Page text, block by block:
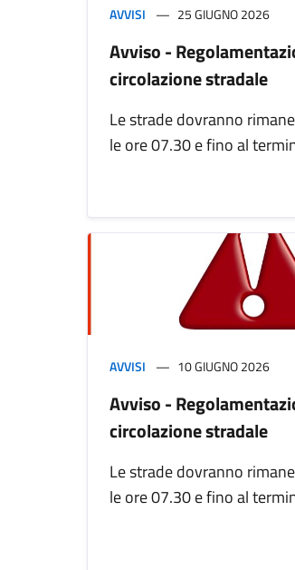
AVVISI 25 GIUGNO 2026
Avviso -
circolazione stradale
Le strade dovranno
le ore 07.30 e fino al
AVVISI 10 GIUGNO 2026
Avviso -
circolazione stradale
Le strade dovranno
le ore 07.30 e fino al